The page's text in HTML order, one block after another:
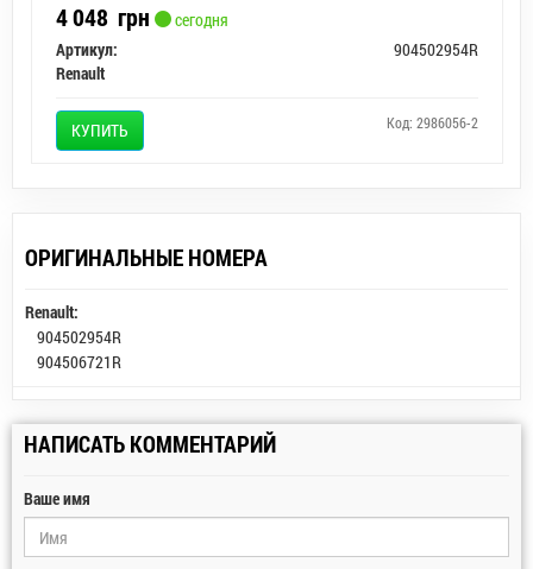
4 048 грн
сегодня
Артикул:
904502954R
Renault
КУПИТЬ Код: 2986056-2
ОРИГИНАЛЬНЫЕ НОМЕРА
Renault:
904502954R
904506721R
НАПИСАТЬ КОММЕНТАРИЙ
Ваше имя